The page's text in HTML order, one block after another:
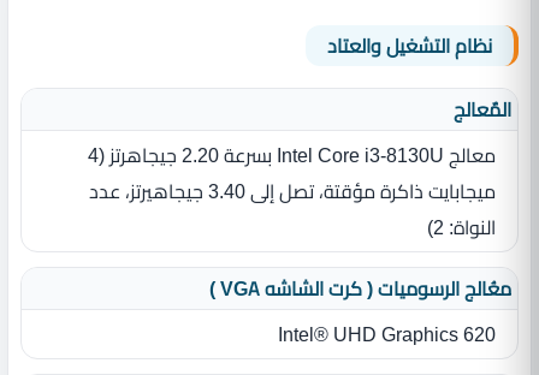
نظام التشغيل والعتاد
المٌعالج
معالج Intel Core i3‎-8130U بسرعة 2.20 جيجاهرتز ‏(‏4
ميجابايت ذاكرة مؤقتة، تصل إلى 3.40 جيجاهيرتز، عدد
النواة‏:‏ 2‏)‏
معُالج الرسوميات ( كرت الشاشه VGA )
Intel® UHD Graphics 620